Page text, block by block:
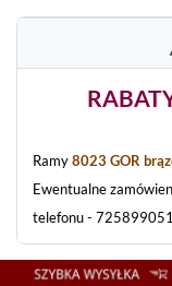
Ramy8023 GOR
Ewentualne
telefonu - 725899051